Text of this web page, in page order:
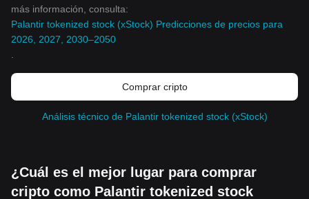
más información, consulta:
Palantir tokenized stock (xStock) Predicciones de precios para
2026, 2027, 2030–2050
Comprar cripto
Análisis técnico de Palantir tokenized stock (xStock)
¿Cuál es el mejor lugar para comprar
cripto como Palantir tokenized stock